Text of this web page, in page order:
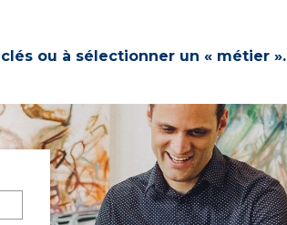
ou à sélectionner un « métier ».